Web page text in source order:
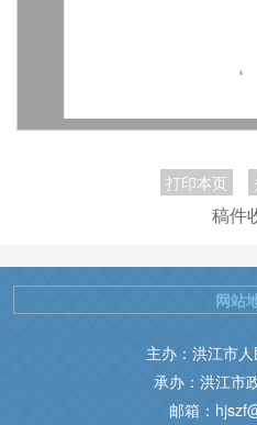
打印本页
稿件
主办：洪江市
承办：洪江市
邮箱：
网站